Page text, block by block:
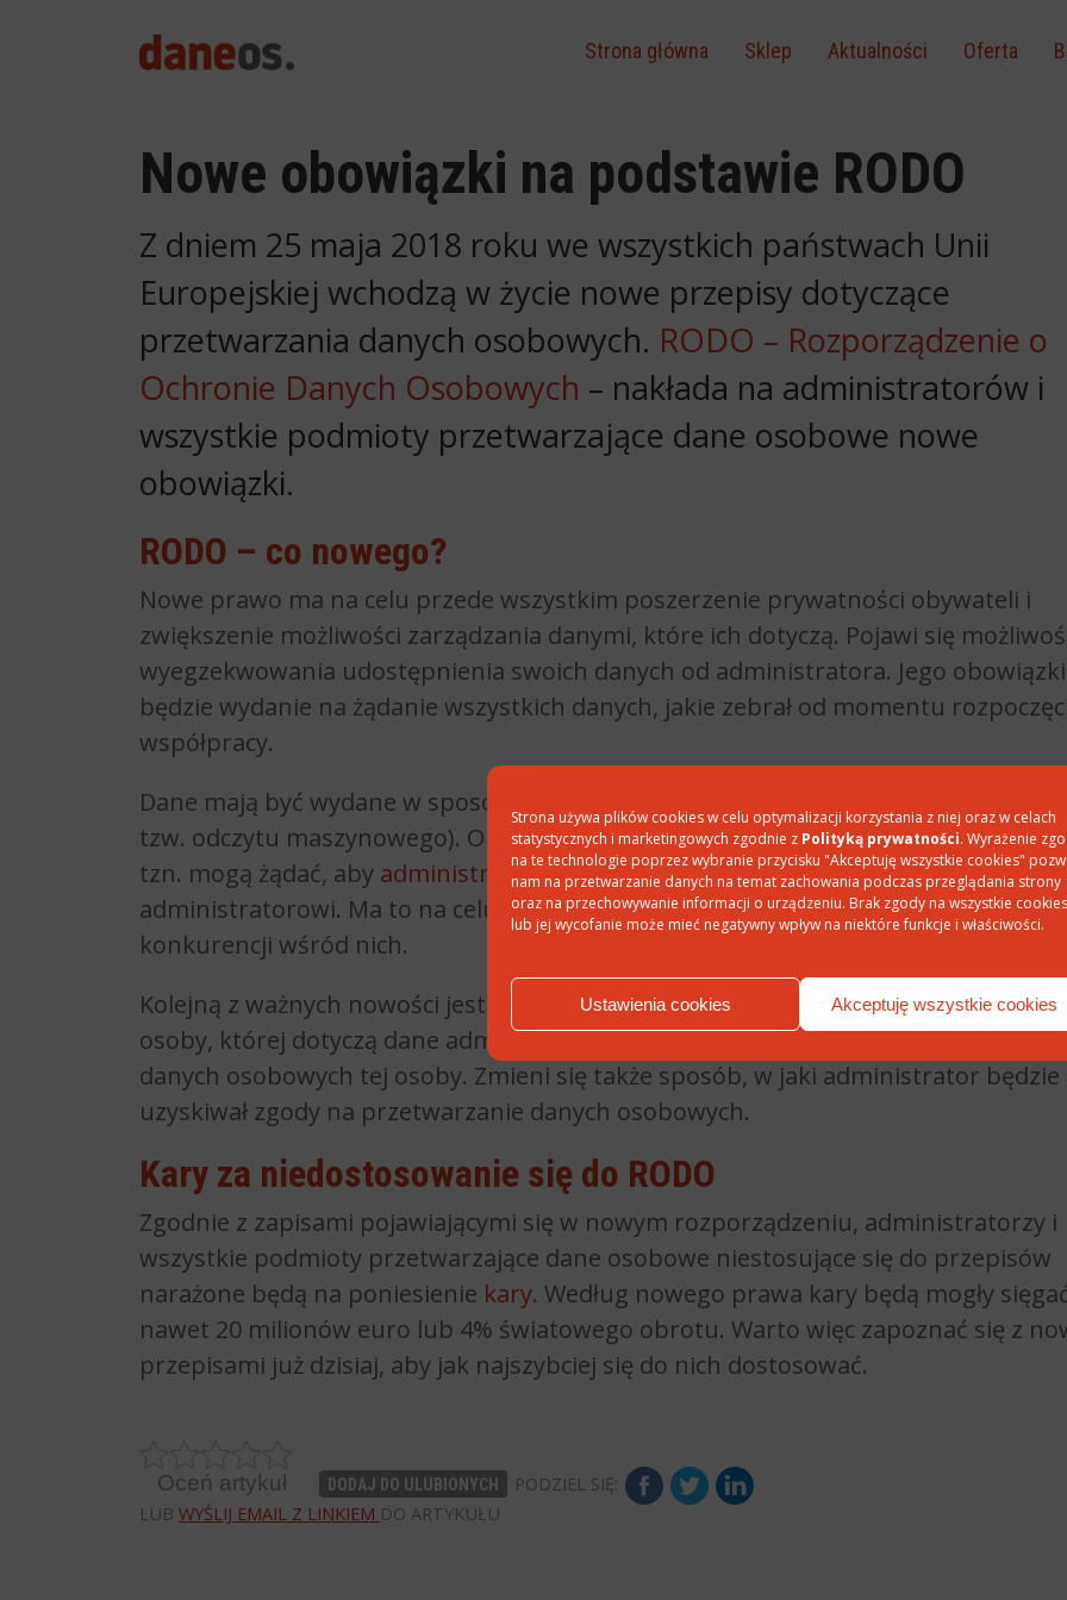
Strona używa plików cookies w celu optymalizacji korzystania z niej oraz w celach
statystycznych i marketingowych zgodnie z Polityką prywatności. Wyrażenie
na te technologie poprzez wybranie przycisku "Akceptuję wszystkie cookies"
nam na przetwarzanie danych na temat zachowania podczas przeglądania strony
oraz na przechowywanie informacji o urządzeniu. Brak zgody na wszystkie cookies
lub jej wycofanie może mieć negatywny wpływ na niektóre funkcje i właściwości.
Akceptuję wszystkie cookies
Ustawienia cookies
Strona główna Sklep Aktualności Oferta
search
Nowe obowiązki na podstawie RODO
Z dniem 25 maja 2018 roku we wszystkich państwach Unii
Europejskiej wchodzą w życie nowe przepisy dotyczące
przetwarzania danych osobowych. RODO – Rozporządzenie o
Ochronie Danych Osobowych – nakłada na administratorów i
wszystkie podmioty przetwarzające dane osobowe nowe
obowiązki.
RODO – co nowego?
Nowe prawo ma na celu przede wszystkim poszerzenie prywatności obywateli i
zwiększenie możliwości zarządzania danymi, które ich dotyczą. Pojawi się
wyegzekwowania udostępnienia swoich danych od administratora. Jego
będzie wydanie na żądanie wszystkich danych, jakie zebrał od momentu
współpracy.
Dane mają być wydane w sposób czytelny dla osoby ubiegającej się o nie (z
tzw. odczytu maszynowego). Obywatele zyskają także możliwość przenoszenia
tzn. mogą żądać, aby administrator ich danych osobowychprzekazał je innemu
administratorowi. Ma to na celu ułatwienie zmiany administratora i zwiększenie
konkurencji wśród nich.
Kolejną z ważnych nowości jest też tzw.prawo do bycia zapomnianym. Na żądanie
osoby, której dotyczą dane administrator będzie miał obowiązek usunięcia
danych osobowych tej osoby. Zmieni się także sposób, w jaki administrator będzie
uzyskiwał zgody na przetwarzanie danych osobowych.
Kary za niedostosowanie się do RODO
Zgodnie z zapisami pojawiającymi się w nowym rozporządzeniu, administratorzy i
wszystkie podmioty przetwarzające dane osobowe niestosujące się do przepisów
narażone będą na poniesienie kary. Według nowego prawa kary będą mogły
nawet 20 milionów euro lub 4% światowego obrotu. Warto więc zapoznać się z
przepisami już dzisiaj, aby jak najszybciej się do nich dostosować.
Oceń artykuł DODAJ DO ULUBIONYCH
PODZIEL SIĘ:
LUB WYŚLIJ EMAIL Z LINKIEM DO ARTYKUŁU